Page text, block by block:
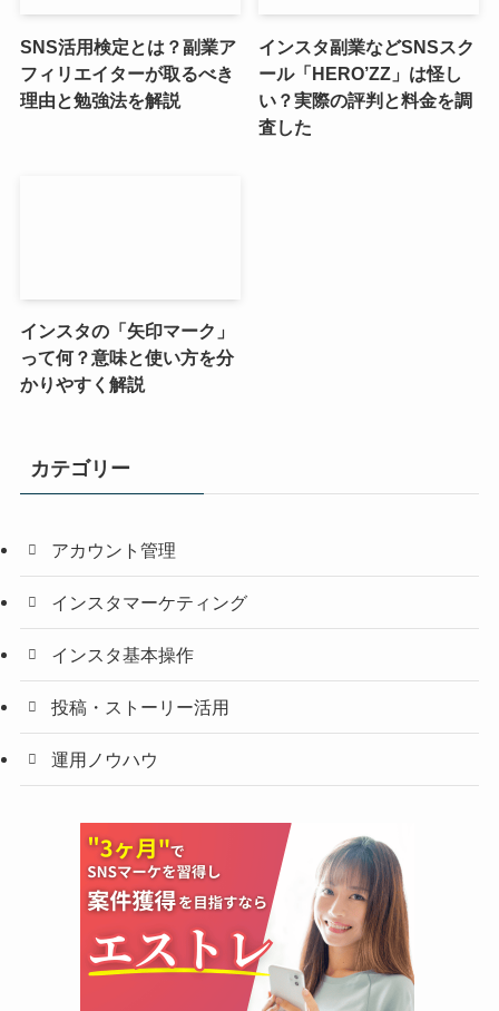
SNS活用検定とは？副業ア
フィリエイターが取るべき
理由と勉強法を解説
インスタ副業などSNSスク
ール「HERO’ZZ」は怪し
い？実際の評判と料金を調
査した
インスタの「矢印マーク」
って何？意味と使い方を分
かりやすく解説
カテゴリー
アカウント管理
インスタマーケティング
インスタ基本操作
投稿・ストーリー活用
運用ノウハウ